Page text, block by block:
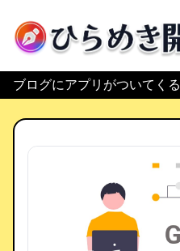
ひらめき開発
ブログにアプリがついてくる